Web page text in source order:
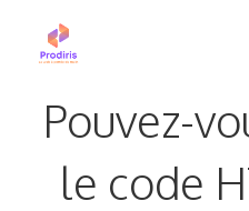
Pouvez-
le code